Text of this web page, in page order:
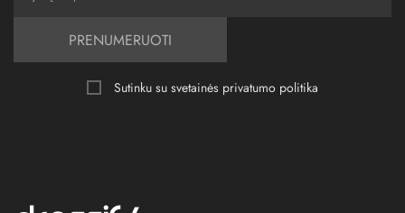
PRENUMERUOTI
Sutinku su svetainės privatumo politika